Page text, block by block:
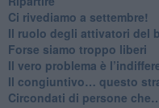
​Ci rivediamo a settembre!
​Il ruolo degli attivatori del
​Forse siamo troppo liberi
​Il vero problema è
​Il congiuntivo… questo
​Circondati di persone